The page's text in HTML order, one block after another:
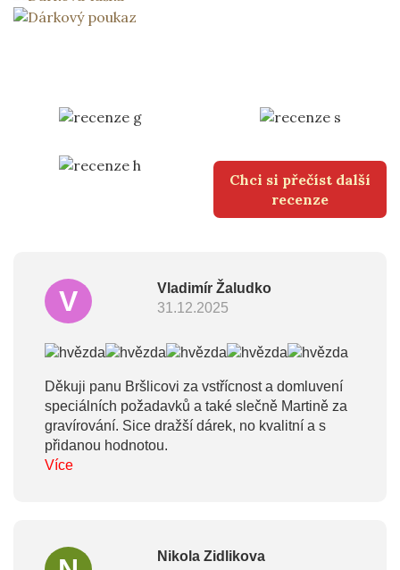
Chci si přečíst další
recenze
V
Vladimír Žaludko
31.12.2025
Děkuji panu Bršlicovi za vstřícnost a domluvení
speciálních požadavků a také slečně Martině za
gravírování. Sice dražší dárek, no kvalitní a s
přidanou hodnotou.
Více
Nikola Zidlikova